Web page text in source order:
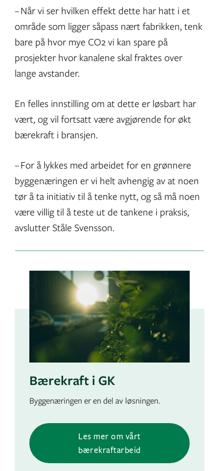
– Når vi ser hvilken effekt dette har hatt i et
område som ligger såpass nært fabrikken, tenk
bare på hvor mye CO2 vi kan spare på
prosjekter hvor kanalene skal fraktes over
lange avstander.
En felles innstilling om at dette er løsbart har
vært, og vil fortsatt være avgjørende for økt
bærekraft i bransjen.
– For å lykkes med arbeidet for en grønnere
byggenæringen er vi helt avhengig av at noen
tør å ta initiativ til å tenke nytt, og så må noen
være villig til å teste ut de tankene i praksis,
avslutter Ståle Svensson.
Bærekraft i GK
Byggenæringen er en del av løsningen.
Les mer om vårt
bærekraftarbeid